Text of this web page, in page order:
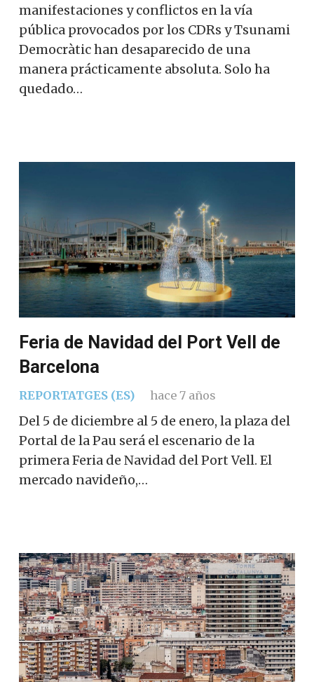
manifestaciones y conflictos en la vía
pública provocados por los CDRs y Tsunami
Democràtic han desaparecido de una
manera prácticamente absoluta. Solo ha
quedado…
Feria de Navidad del Port Vell de
Barcelona
REPORTATGES (ES) hace 7 años
Del 5 de diciembre al 5 de enero, la plaza del
Portal de la Pau será el escenario de la
primera Feria de Navidad del Port Vell. El
mercado navideño,…